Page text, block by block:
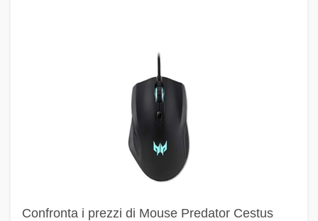
Confronta i prezzi di Mouse Predator Cestus